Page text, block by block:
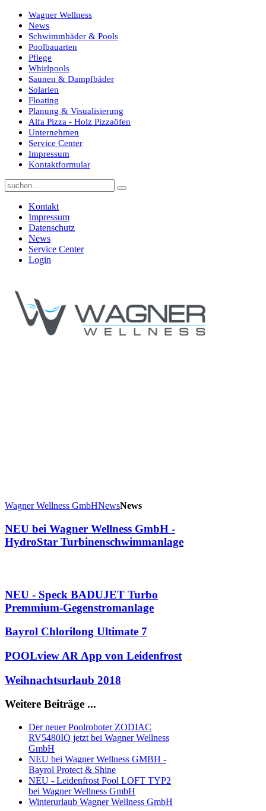
Wagner Wellness
News
Schwimmbäder & Pools
Poolbauarten
Pflege
Whirlpools
Saunen & Dampfbäder
Solarien
Floating
Planung & Visualisierung
Alfa Pizza - Holz Pizzaöfen
Unternehmen
Service Center
Impressum
Kontaktformular
Kontakt
Impressum
Datenschutz
News
Service Center
Login
Wagner Wellness GmbHNewsNews
NEU bei Wagner Wellness GmbH -
HydroStar Turbinenschwimmanlage
NEU - Speck BADUJET Turbo
Premmium-Gegenstromanlage
Bayrol Chlorilong Ultimate 7
POOLview AR App von Leidenfrost
Weihnachtsurlaub 2018
Weitere Beiträge ...
Der neuer Poolroboter ZODIAC
RV5480IQ jetzt bei Wagner Wellness
GmbH
NEU bei Wagner Wellness GMBH -
Bayrol Protect & Shine
NEU - Leidenfrost Pool LOFT TYP2
bei Wagner Wellness GmbH
Winterurlaub Wagner Wellness GmbH